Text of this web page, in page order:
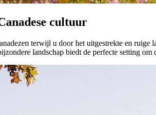
cultuur
terwijl u door het uitgestrekte en
landschap biedt de perfecte setting